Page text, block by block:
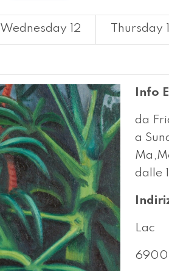
Wednesday 12 Thursday
Info
da
a
dalle
Lac